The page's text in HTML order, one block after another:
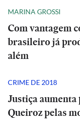
MARINA GROSSI
Com vantagem
brasileiro já
além
CRIME DE 2018
Justiça aumenta
Queiroz pelas